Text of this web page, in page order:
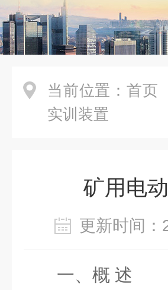
当前位置： 首页
实训装置
矿用电
更新时间
一、概 述